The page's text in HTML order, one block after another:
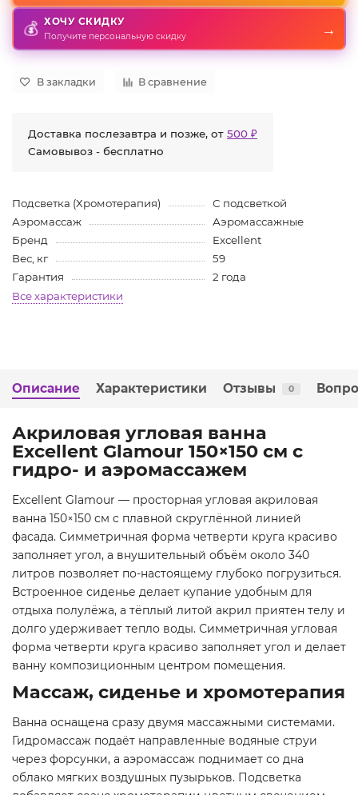
💰 ХОЧУ СКИДКУ
Получите персональную скидку →
В закладки В сравнение
Доставка послезавтра и позже, от 500 ₽
Самовывоз - бесплатно
Подсветка (Хромотерапия)
С подсветкой
Аэромассаж
Аэромассажные
Бренд
Excellent
Вес, кг
59
Гарантия
2 года
Все характеристики
Описание Характеристики Отзывы 0
Акриловая угловая ванна
Excellent Glamour 150×150 см с
гидро- и аэромассажем
Excellent Glamour — просторная угловая акриловая
ванна 150×150 см с плавной скруглённой линией
фасада. Симметричная форма четверти круга красиво
заполняет угол, а внушительный объём около 340
литров позволяет по-настоящему глубоко погрузиться.
Встроенное сиденье делает купание удобным для
отдыха полулёжа, а тёплый литой акрил приятен телу и
долго удерживает тепло воды. Симметричная угловая
форма четверти круга красиво заполняет угол и делает
ванну композиционным центром помещения.
Массаж, сиденье и хромотерапия
Ванна оснащена сразу двумя массажными системами.
Гидромассаж подаёт направленные водяные струи
через форсунки, а аэромассаж поднимает со дна
облако мягких воздушных пузырьков. Подсветка